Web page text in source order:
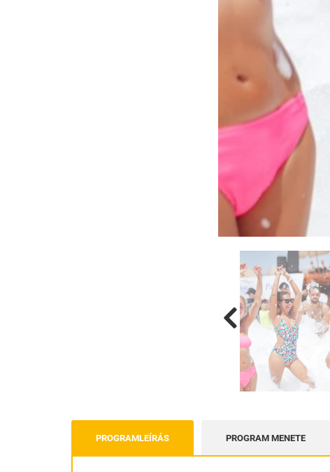
PROGRAMLEÍRÁS PROGRAM MENETE